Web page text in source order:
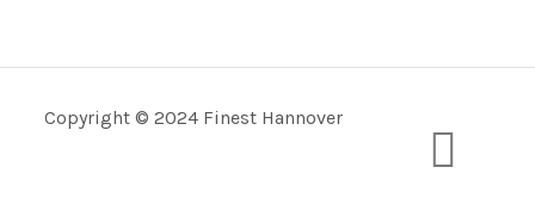
Copyright © 2024 Finest Hannover